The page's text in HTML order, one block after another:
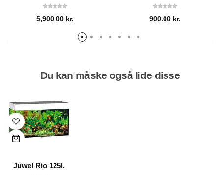
5,900.00 kr. 900.00 kr.
Du kan måske også lide disse
Juwel Rio 125l.